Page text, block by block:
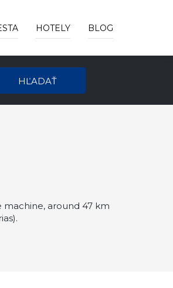
HOTELY BLOG
HĽADAŤ
machine, around 47 km